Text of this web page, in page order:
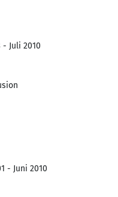
- Juli 2010
- Juni 2010